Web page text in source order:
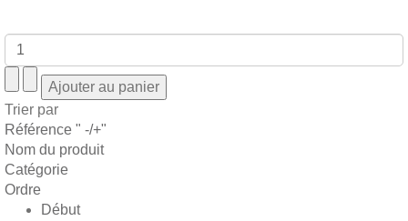
Trier par
Référence " -/+"
Nom du produit
Catégorie
Ordre
Début